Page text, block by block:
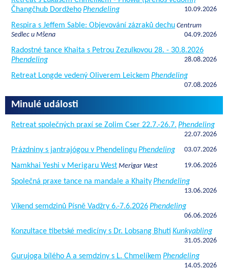
Čhangčhub DordžehoPhendeling 10.09.2026
Respira s Jeffem Sable: Objevování zázraků dechu Centrum
Sedlec u Mšena
04.09.2026
Radostné tance Khaita s Petrou Zezulkovou 28. - 30.8.2026
Phendeling
28.08.2026
Retreat Longde vedený Oliverem Leickem Phendeling
07.08.2026
Minulé události
Retreat společných praxí se Zolim Cser 22.7.-26.7. Phendeling
22.07.2026
Prázdniny s jantrajógou v PhendelinguPhendeling 03.07.2026
Namkhai Yeshi v Merigaru West Merigar West 19.06.2026
Společná praxe tance na mandale a KhaityPhendeling
13.06.2026
Víkend semdzinů Písně Vadžry 6.-7.6.2026Phendeling
06.06.2026
Konzultace tibetské medicíny s Dr. Lobsang Bhuti Kunkyabling
31.05.2026
Gurujoga bílého A a semdziny s L. Chmelíkem Phendeling
14.05.2026